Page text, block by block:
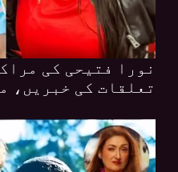
نورا فتیحی کی
تعلقات کی خبریں،